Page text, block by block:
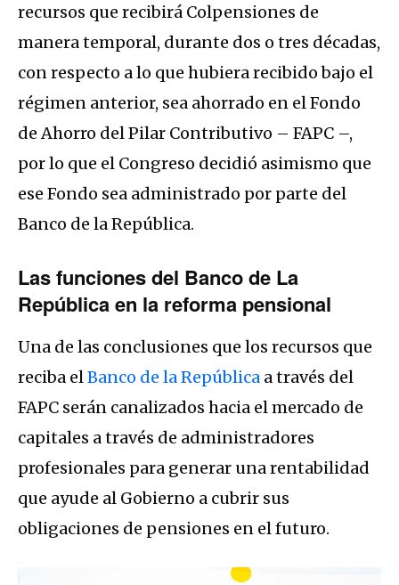
recursos que recibirá Colpensiones de
manera temporal, durante dos o tres décadas,
con respecto a lo que hubiera recibido bajo el
régimen anterior, sea ahorrado en el Fondo
de Ahorro del Pilar Contributivo – FAPC –,
por lo que el Congreso decidió asimismo que
ese Fondo sea administrado por parte del
Banco de la República.
Las funciones del Banco de La
República en la reforma pensional
Una de las conclusiones que los recursos que
reciba elBanco de la República a través del
FAPC serán canalizados hacia el mercado de
capitales a través de administradores
profesionales para generar una rentabilidad
que ayude al Gobierno a cubrir sus
obligaciones de pensiones en el futuro.